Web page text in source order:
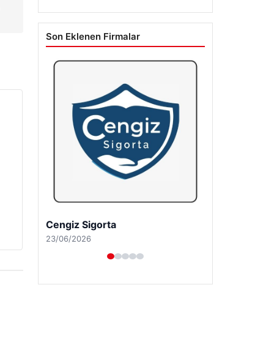
Son Eklenen Firmalar
Cengiz Sigorta
23/06/2026